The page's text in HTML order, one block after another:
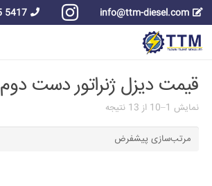
info@ttm-diesel.com
5417 3345 044
قیمت دیزل ژنراتور دست دوم
نمایش 1–10 از 13 نتیجه